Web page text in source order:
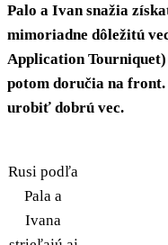
Palo a Ivan snažia
mimoriadne dôležitú
Application
potom doručia na front.
urobiť dobrú vec.
Rusi podľa
Pala a
Ivana